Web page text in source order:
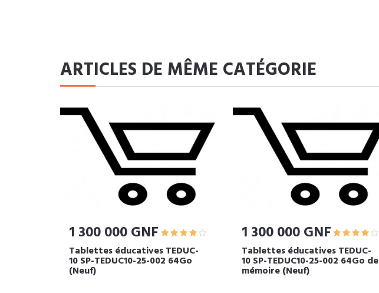
ARTICLES DE MÊME CATÉGORIE
1 300 000 GNF
Tablettes éducatives TEDUC-
10 SP-TEDUC10-25-002 64Go
(Neuf)
1 300 000 GNF
Tablettes éducatives TEDUC-
10 SP-TEDUC10-25-002 64Go de
mémoire (Neuf)